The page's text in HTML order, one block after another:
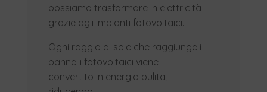
possiamo trasformare in elettricità
grazie agli impianti fotovoltaici.
Ogni raggio di sole che raggiunge i
pannelli fotovoltaici viene
convertito in energia pulita,